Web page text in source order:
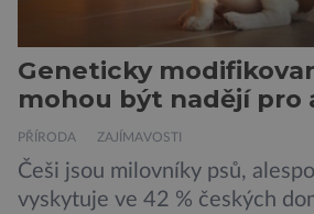
Geneticky
mohou být nadějí pro
PŘÍRODA ZAJÍMAVOSTI
Češi jsou milovníky psů,
vyskytuje ve 42 % českých